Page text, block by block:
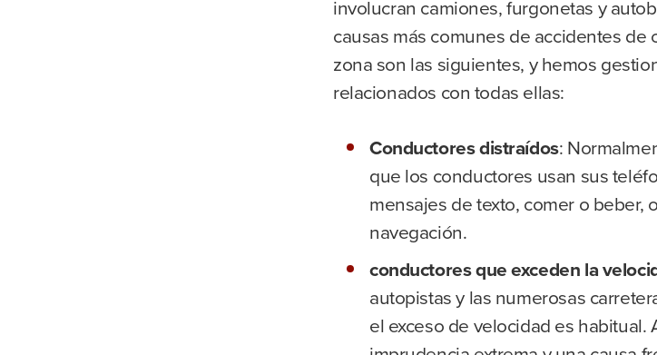
involucran camiones, furgonetas y
causas más comunes de accidentes de
zona son las siguientes, y hemos
relacionados con todas ellas:
Conductores distraídos:
que los conductores usan sus
mensajes de texto, comer o beber,
navegación.
conductores que exceden la
autopistas y las numerosas
el exceso de velocidad es habitual.